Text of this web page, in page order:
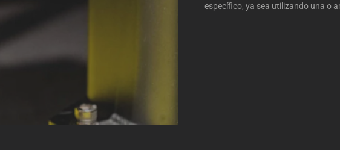
específico, ya sea utilizando una o